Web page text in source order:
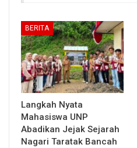
BERITA
Langkah Nyata
Mahasiswa UNP
Abadikan Jejak Sejarah
Nagari Taratak Bancah